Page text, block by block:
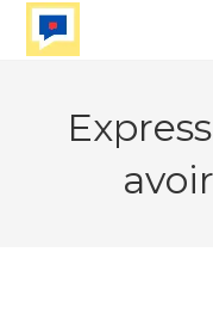
Skip